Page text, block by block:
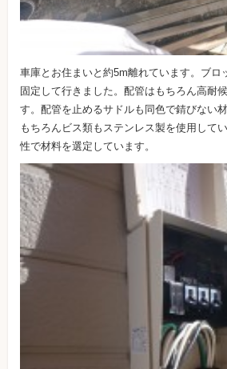
車庫とお住まいと約5m離れています。ブロ
固定して行きました。配管はもちろん高耐
す。配管を止めるサドルも同色で錆びない
もちろんビス類もステンレス製を使用して
性で材料を選定しています。